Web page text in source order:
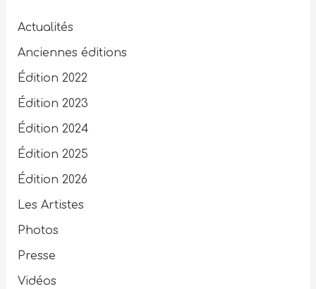
Actualités
Anciennes éditions
Édition 2022
Édition 2023
Édition 2024
Édition 2025
Édition 2026
Les Artistes
Photos
Presse
Vidéos